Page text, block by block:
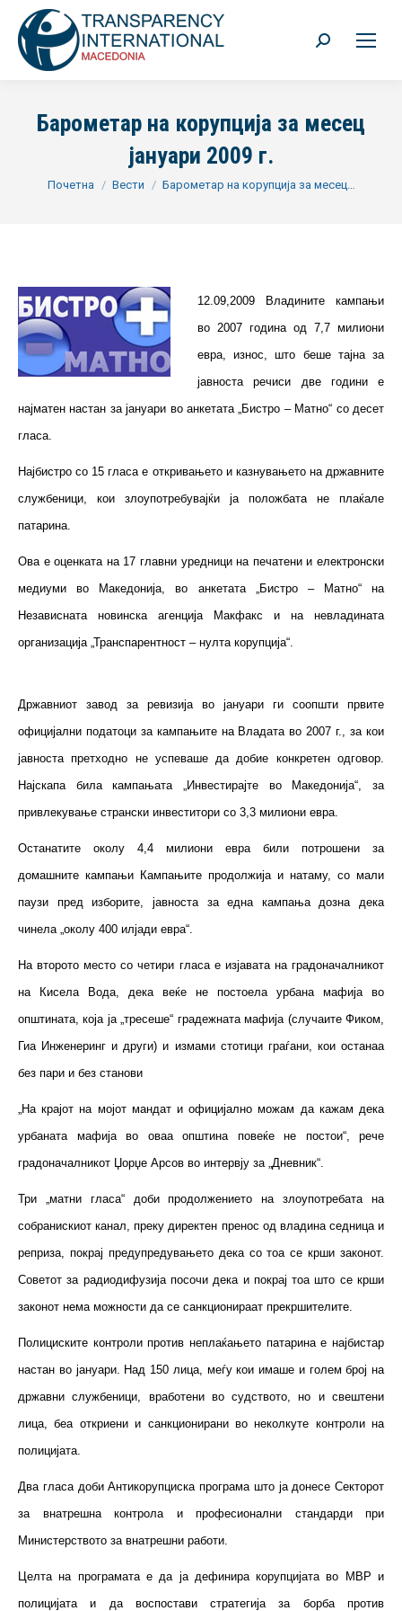
Search:
Барометар на корупција за месец
јануари 2009 г.
You are here:
Почетна Вести Барометар на корупција за месец…
12.09,2009 Владините кампањи
во 2007 година од 7,7 милиони
евра, износ, што беше тајна за
јавноста речиси две години е
најматен настан за јануари во анкетата „Бистро – Матно“ со десет
гласа.
Најбистро со 15 гласа е откривањето и казнувањето на државните
службеници, кои злоупотребувајќи ја положбата не плаќале
патарина.
Ова е оценката на 17 главни уредници на печатени и електронски
медиуми во Македонија, во анкетата „Бистро – Матно“ на
Независната новинска агенција Макфакс и на невладината
организација „Транспарентност – нулта корупција“.
Државниот завод за ревизија во јануари ги соопшти првите
официјални податоци за кампањите на Владата во 2007 г., за кои
јавноста претходно не успеваше да добие конкретен одговор.
Најскапа била кампањата „Инвестирајте во Македонија“, за
привлекување странски инвеститори со 3,3 милиони евра.
Останатите околу 4,4 милиони евра били потрошени за
домашните кампањи Кампањите продолжија и натаму, со мали
паузи пред изборите, јавноста за една кампања дозна дека
чинела „околу 400 илјади евра“.
На второто место со четири гласа е изјавата на градоначалникот
на Кисела Вода, дека веќе не постоела урбана мафија во
општината, која ја „тресеше“ градежната мафија (случаите Фиком,
Гиа Инженеринг и други) и измами стотици граѓани, кои останаа
без пари и без станови
„На крајот на мојот мандат и официјално можам да кажам дека
урбаната мафија во оваа општина повеќе не постои“, рече
градоначалникот Џорџе Арсов во интервју за „Дневник“.
Три „матни гласа“ доби продолжението на злоупотребата на
собранискиот канал, преку директен пренос од владина седница и
реприза, покрај предупредувањето дека со тоа се крши законот.
Советот за радиодифузија посочи дека и покрај тоа што се крши
законот нема можности да се санкционираат прекршителите.
Полициските контроли против неплаќањето патарина е најбистар
настан во јануари. Над 150 лица, меѓу кои имаше и голем број на
државни службеници, вработени во судството, но и свештени
лица, беа откриени и санкционирани во неколкуте контроли на
полицијата.
Два гласа доби Антикорупциска програма што ја донесе Секторот
за внатрешна контрола и професионални стандарди при
Министерството за внатрешни работи.
Целта на програмата е да ја дефинира корупцијата во МВР и
полицијата и да воспостави стратегија за борба против